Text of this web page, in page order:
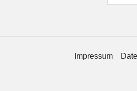
Impressum